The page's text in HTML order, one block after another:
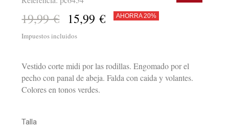
19,99 € 15,99 € AHORRA 20%
Impuestos incluidos
Vestido corte midi por las rodillas. Engomado por el
pecho con panal de abeja. Falda con caida y volantes.
Colores en tonos verdes.
Talla